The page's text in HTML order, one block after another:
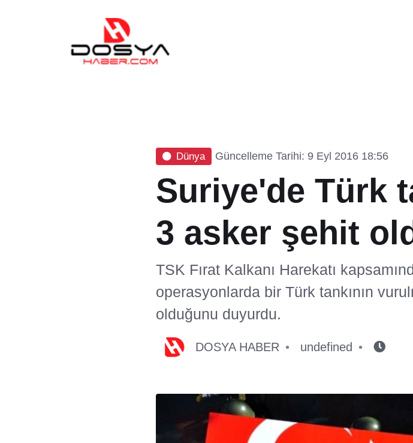
Dünya Güncelleme Tarihi: 9 Eyl 2016 18:56
Suriye'de Türk
3 asker şehit
TSK Fırat Kalkanı Harekatı
operasyonlarda bir Türk tankının
olduğunu duyurdu.
DOSYA HABER undefined